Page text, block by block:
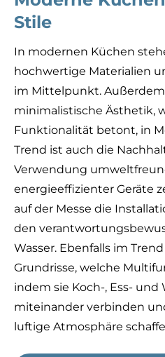
Stile
In modernen Küchen
hochwertige Materialien
im Mittelpunkt.
minimalistische Ästhetik,
Funktionalität betont, in
Trend ist auch die
Verwendung
energieeffizienter Geräte
auf der Messe die
den
Wasser. Ebenfalls im
Grundrisse, welche
indem sie Koch-, Ess-
miteinander verbinden
luftige Atmosphäre